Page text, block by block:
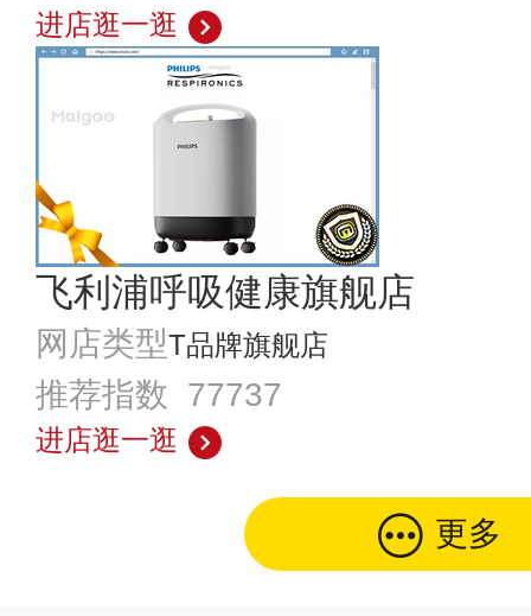
进店逛一逛
飞利浦呼吸健康旗舰店
网店类型T品牌旗舰店
推荐指数 77737
进店逛一逛
更多